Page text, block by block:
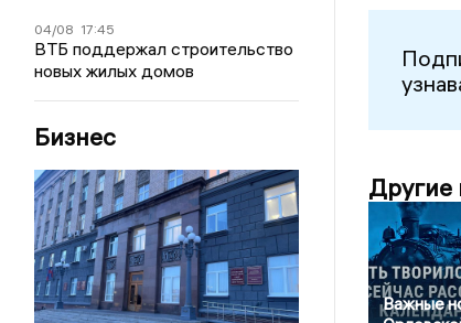
04/08 17:45
ВТБ поддержал строительство
новых жилых домов
Бизнес
Другие
Важные